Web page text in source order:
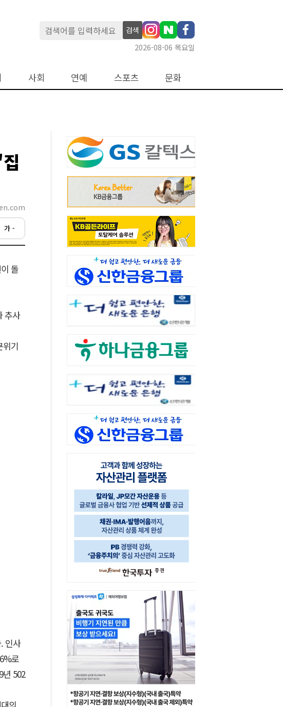
검색
2026-08-06 목요일
사회 연예 스포츠 문화
가 -
돌
추사
위기
인사
로
년 502